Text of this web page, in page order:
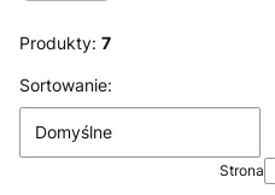
Produkty: 7
Lista produktów
Sortowanie:
Domyślne
Strona